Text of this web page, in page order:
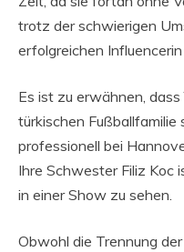
trotz der schwierigen
erfolgreichen
Es ist zu erwähnen,
türkischen Fußballfamilie
professionell bei
Ihre Schwester Filiz Koc
in einer Show zu sehen.
Obwohl die Trennung